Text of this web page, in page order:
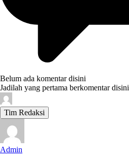
Belum ada komentar disini
Jadilah yang pertama berkomentar disini
Tim Redaksi
Admin